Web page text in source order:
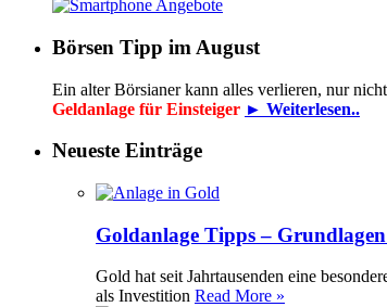
Börsen Tipp im August
Ein alter Börsianer kann alles verlieren, nur
Geldanlage für Einsteiger ► Weiterlesen..
Neueste Einträge
Goldanlage Tipps –
Gold hat seit Jahrtausenden eine
als Investition Read More »